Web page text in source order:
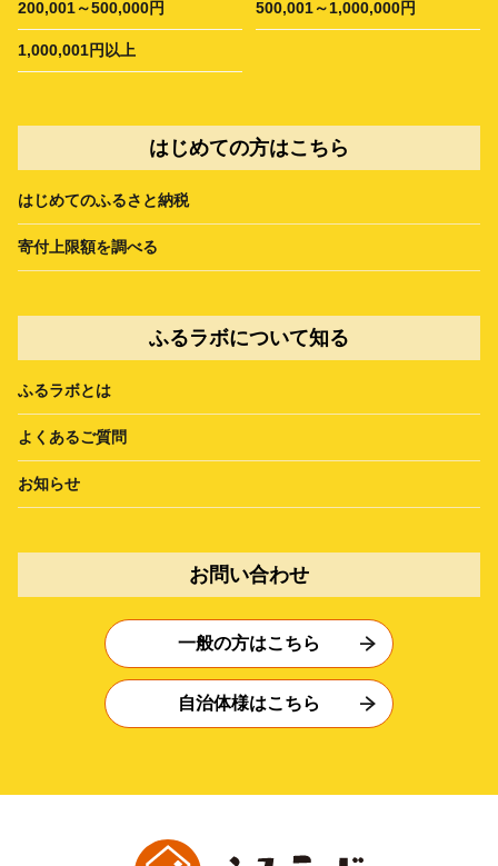
200,001～500,000円 500,001～1,000,000円
1,000,001円以上
はじめての方はこちら
はじめてのふるさと納税
寄付上限額を調べる
ふるラボについて知る
ふるラボとは
よくあるご質問
お知らせ
お問い合わせ
一般の方はこちら
自治体様はこちら